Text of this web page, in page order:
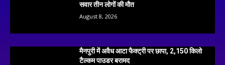
सवार तीन लोगों की मौत
August 8, 2026
मैनपुरी में अवैध आटा फैक्ट्री पर छापा, 2,150 किलो
टैल्कम पाउडर बरामद